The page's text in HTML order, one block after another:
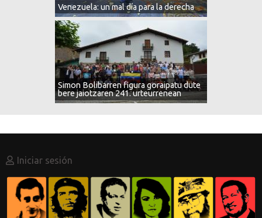
Venezuela: un mal día para la derecha
Simon Bolibarren figura goraipatu dute
bere jaiotzaren 241. urteurrenean
Menú
de
cuenta
Iniciar sesión